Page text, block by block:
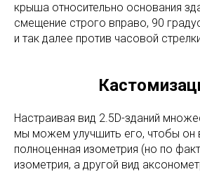
крыша относительно основания
смещение строго вправо, 90
и так далее против часовой
Настраивая вид 2.5D-зданий
мы можем улучшить его, чтобы он
полноценная изометрия (но по
изометрия, а другой вид